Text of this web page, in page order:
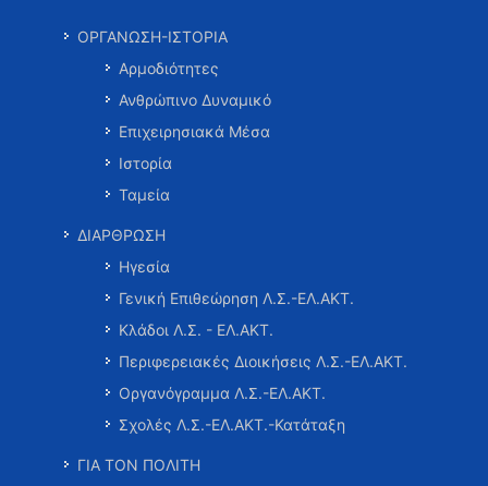
ΟΡΓΑΝΩΣΗ-ΙΣΤΟΡΙΑ
Αρμοδιότητες
Ανθρώπινο Δυναμικό
Επιχειρησιακά Μέσα
Ιστορία
Ταμεία
ΔΙΑΡΘΡΩΣΗ
Ηγεσία
Γενική Επιθεώρηση Λ.Σ.-ΕΛ.ΑΚΤ.
Κλάδοι Λ.Σ. - ΕΛ.ΑΚΤ.
Περιφερειακές Διοικήσεις Λ.Σ.-ΕΛ.ΑΚΤ.
Οργανόγραμμα Λ.Σ.-ΕΛ.ΑΚΤ.
Σχολές Λ.Σ.-ΕΛ.ΑΚΤ.-Κατάταξη
ΓΙΑ ΤΟΝ ΠΟΛΙΤΗ